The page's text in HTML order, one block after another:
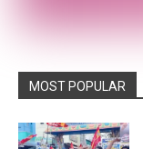
MOST POPULAR